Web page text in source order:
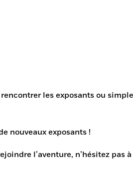
les exposants ou
nouveaux exposants !
l’aventure, n’hésitez pas